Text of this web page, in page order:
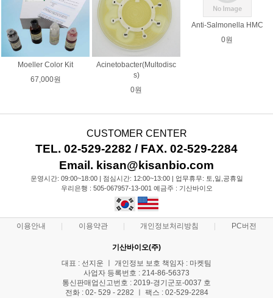
Moeller Color Kit
67,000원
Acinetobacter(Multodisc
s)
0원
Anti-Salmonella HMC
0원
CUSTOMER CENTER
TEL. 02-529-2282 / FAX. 02-529-2284
Email. kisan@kisanbio.com
운영시간: 09:00~18:00 | 점심시간: 12:00~13:00 | 업무휴무: 토,일,공휴일
우리은행 : 505-067957-13-001 예금주 : 기산바이오
이용안내 이용약관 개인정보처리방침 PC버전
기산바이오(주)
대표 : 선지운 ㅣ 개인정보 보호 책임자 : 마켓팀
사업자 등록번호 : 214-86-56373
통신판매업신고번호 : 2019-경기군포-0037 호
전화 : 02- 529 - 2282 ㅣ 팩스 : 02-529-2284